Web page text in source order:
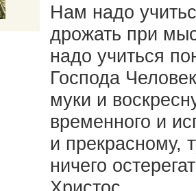
Нам надо
дрожать при
надо учиться
Господа
муки и
временного и
и прекрасному,
ничего